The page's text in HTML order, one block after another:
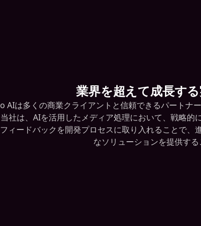
業界を超えて成長す
AIは多くの商業クライアントと信頼できるパートナ
社は、AIを活用したメディア処理において、戦略
ィードバックを開発プロセスに取り入れることで
なソリューションを提供する